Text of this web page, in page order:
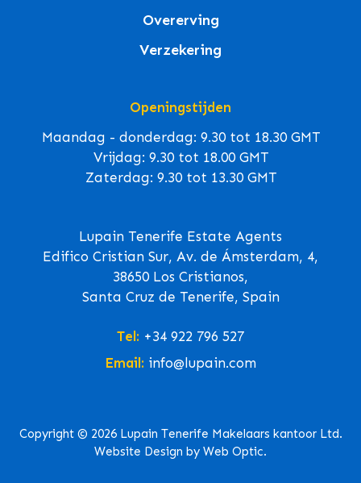
Overerving
Verzekering
Openingstijden
Maandag - donderdag: 9.30 tot 18.30 GMT
Vrijdag: 9.30 tot 18.00 GMT
Zaterdag: 9.30 tot 13.30 GMT
Lupain Tenerife Estate Agents
Edifico Cristian Sur, Av. de Ámsterdam, 4,
38650 Los Cristianos,
Santa Cruz de Tenerife, Spain
Tel: +34 922 796 527
Email: info@lupain.com
Copyright © 2026 Lupain Tenerife Makelaars kantoor Ltd.
Website Design by Web Optic.